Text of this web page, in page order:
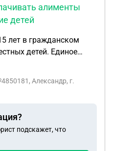
алименты
детей
лет в гражданском
детей. Единое
нам всегда
каждый родитель
в доход алименты,
поэтому средне
на 300 рублей.
Александр, г.
подскажет, что